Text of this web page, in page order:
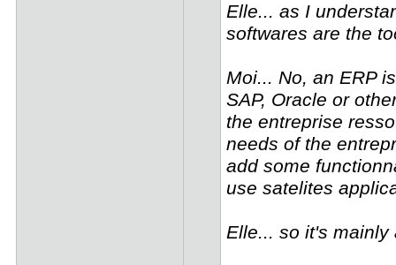
Elle... as I
softwares are the
Moi... No, an ERP
SAP, Oracle or
the entreprise
needs of the
add some
use satelites
Elle... so it's